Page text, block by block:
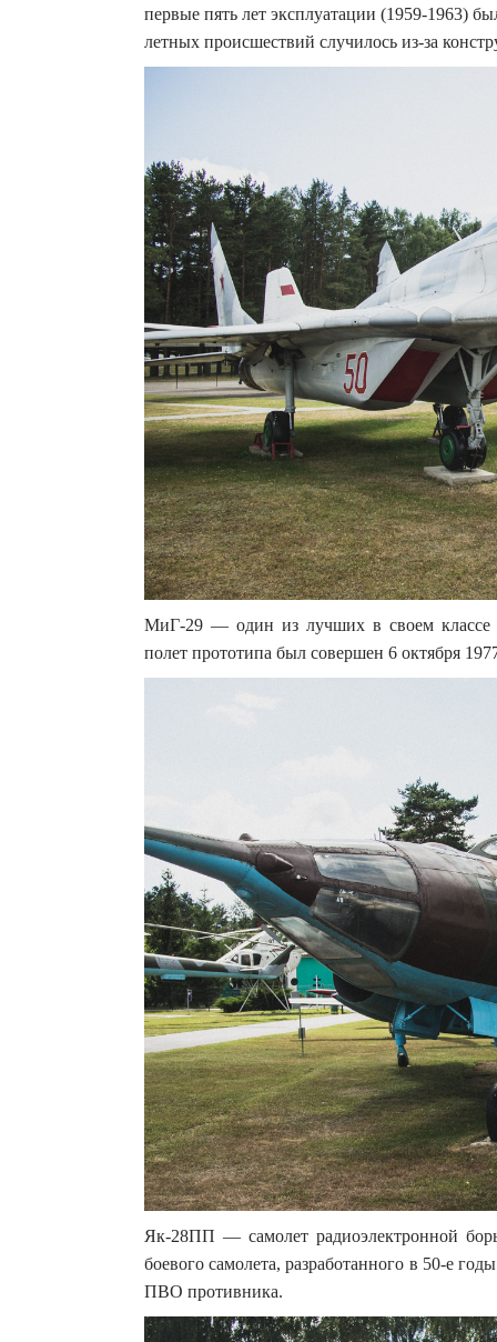
первые пять лет эксплуатации (1959-1963)
летных происшествий случилось из-за
МиГ-29 — один из лучших в своем классе
полет прототипа был совершен 6 октября
Як-28ПП — самолет радиоэлектронной
боевого самолета, разработанного в 50-е
ПВО противника.